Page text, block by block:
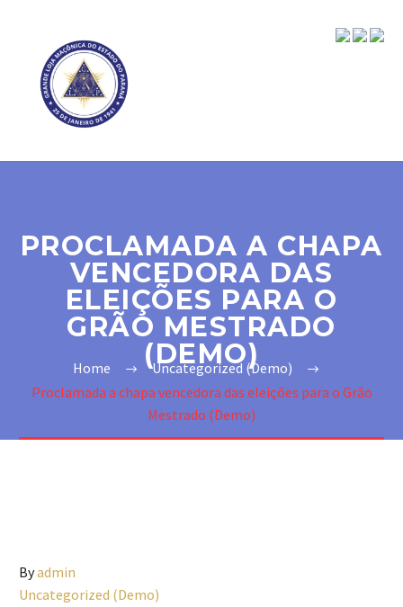
PROCLAMADA A CHAPA
VENCEDORA DAS
ELEIÇÕES PARA O
GRÃO MESTRADO
(DEMO)
Home
Uncategorized (Demo)
Proclamada a chapa vencedora das eleições para o Grão
Mestrado (Demo)
Byadmin
Uncategorized (Demo)